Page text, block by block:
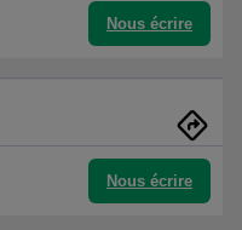
Nous écrire
Nous écrire